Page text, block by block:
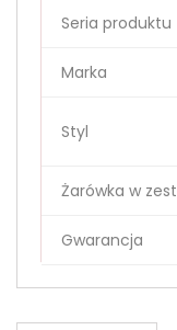
Seria produktu
Marka
Styl
Żarówka w
Gwarancja